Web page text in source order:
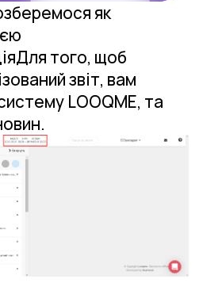
як
того, щоб
звіт, вам
LOOQME, та